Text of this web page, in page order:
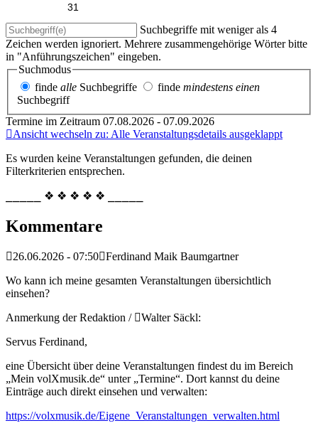
31
Suchbegriffe mit weniger als 4
Zeichen werden ignoriert. Mehrere zusammengehörige Wörter bitte
in "Anführungszeichen" eingeben.
Suchmodus
finde alle Suchbegriffe finde mindestens einen
Suchbegriff
Termine im Zeitraum 07.08.2026 - 07.09.2026
Ansicht wechseln zu: Alle Veranstaltungsdetails ausgeklappt
Es wurden keine Veranstaltungen gefunden, die deinen
Filterkriterien entsprechen.
⎯⎯⎯⎯⎯ ❖ ❖ ❖ ❖ ❖ ⎯⎯⎯⎯⎯
Kommentare
26.06.2026 - 07:50 Ferdinand Maik Baumgartner
Wo kann ich meine gesamten Veranstaltungen übersichtlich
einsehen?
Anmerkung der Redaktion /
Walter Säckl:
Servus Ferdinand,
eine Übersicht über deine Veranstaltungen findest du im Bereich
„Mein volXmusik.de“ unter „Termine“. Dort kannst du deine
Einträge auch direkt einsehen und verwalten:
https://volxmusik.de/Eigene_Veranstaltungen_verwalten.html